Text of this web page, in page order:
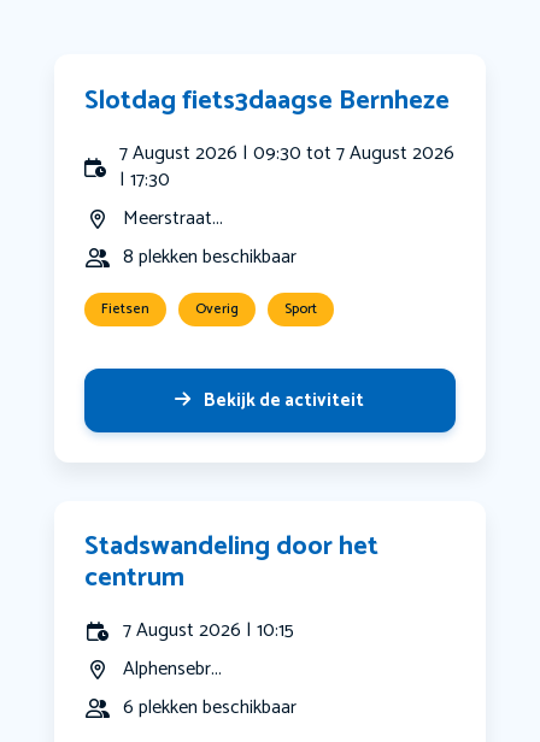
Slotdag fiets3daagse Bernheze
7 August 2026 | 09:30 tot 7 August 2026
| 17:30
Meerstraat...
8 plekken beschikbaar
Fietsen Overig Sport
Bekijk de activiteit
Stadswandeling door het
centrum
7 August 2026 | 10:15
Alphensebr...
6 plekken beschikbaar